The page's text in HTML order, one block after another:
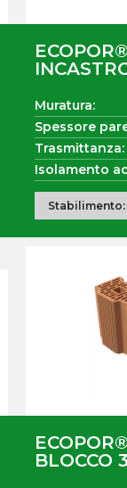
Muratura:
Spessore
Trasmittanza:
Isolamento
Stabilimento:
BLOCCO